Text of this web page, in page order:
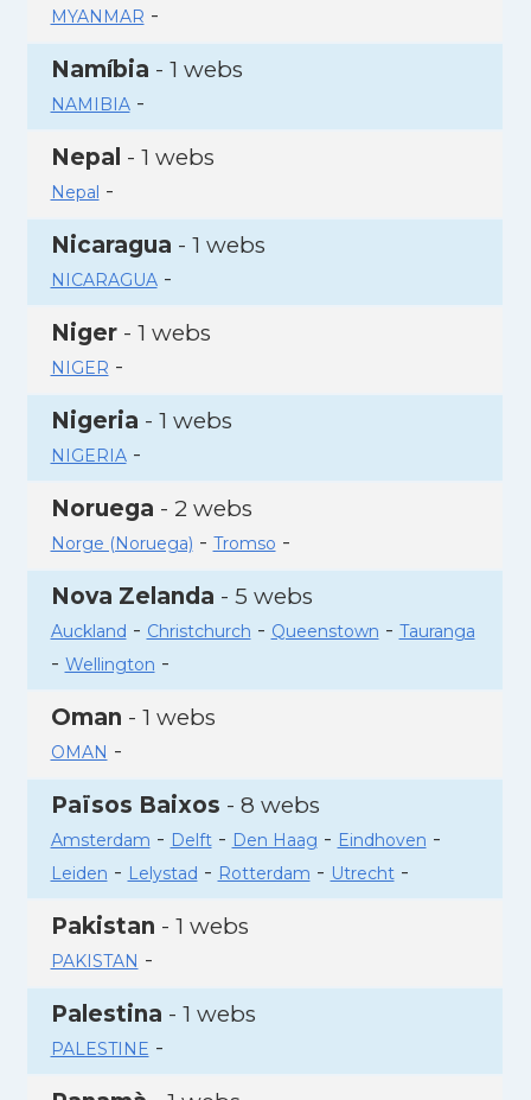
MYANMAR -
Namíbia - 1 webs
NAMIBIA-
Nepal - 1 webs
Nepal -
Nicaragua - 1 webs
NICARAGUA-
Niger- 1 webs
NIGER -
Nigeria - 1 webs
NIGERIA-
Noruega - 2 webs
Norge (Noruega) - Tromso -
Nova Zelanda - 5 webs
Auckland - Christchurch - Queenstown - Tauranga
- Wellington -
Oman - 1 webs
OMAN -
Països Baixos - 8 webs
Amsterdam - Delft- Den Haag - Eindhoven -
Leiden - Lelystad - Rotterdam - Utrecht-
Pakistan - 1 webs
PAKISTAN -
Palestina - 1 webs
PALESTINE -